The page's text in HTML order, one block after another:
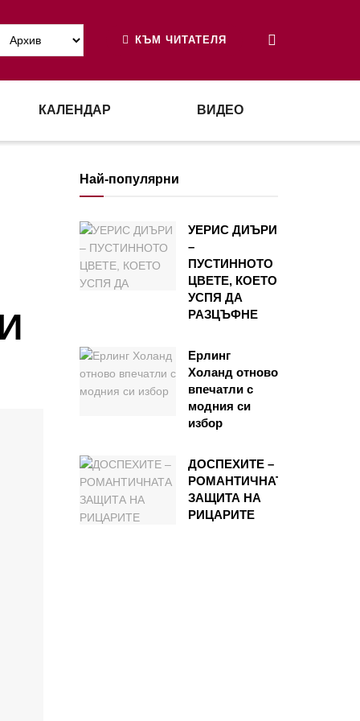
КЪМ ЧИТАТЕЛЯ
КАЛЕНДАР ВИДЕО
Най-популярни
УЕРИС ДИЪРИ
–
ПУСТИННОТО
ЦВЕТЕ, КОЕТО
УСПЯ ДА
РАЗЦЪФНЕ
Ерлинг
Холанд отново
впечатли с
модния си
избор
ДОСПЕХИТЕ –
РОМАНТИЧНАТА
ЗАЩИТА НА
РИЦАРИТЕ